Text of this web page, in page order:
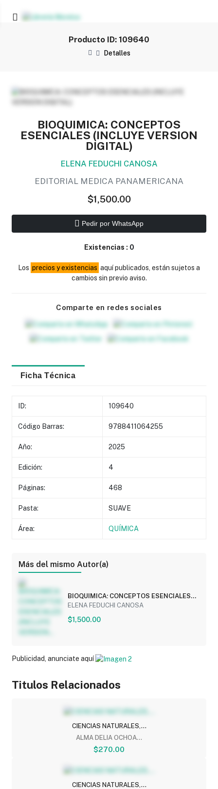
Producto ID: 109640
Detalles
BIOQUIMICA: CONCEPTOS
ESENCIALES (INCLUYE VERSION
DIGITAL)
ELENA FEDUCHI CANOSA
EDITORIAL MEDICA PANAMERICANA
$1,500.00
Pedir por WhatsApp
Existencias : 0
Los precios y existencias aquí publicados, están sujetos a
cambios sin previo aviso.
Comparte en redes sociales
Ficha Técnica
ID: 109640
Código Barras: 9788411064255
Año: 2025
Edición: 4
Páginas: 468
Pasta: SUAVE
Área: QUÍMICA
Más del mismo Autor(a)
BIOQUIMICA: CONCEPTOS ESENCIALES
(INCLUYE VERSION...
ELENA FEDUCHI CANOSA
$1,500.00
Publicidad, anunciate aquí
Titulos Relacionados
CIENCIAS NATURALES,...
ALMA DELIA OCHOA...
$270.00
CIENCIAS NATURALES,...